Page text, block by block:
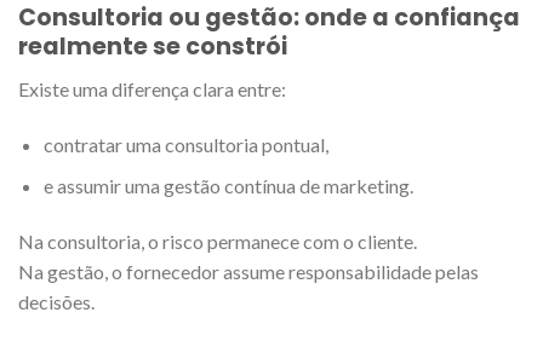
Consultoria ou gestão: onde a confiança
realmente se constrói
Existe uma diferença clara entre:
contratar uma consultoria pontual,
e assumir uma gestão contínua de marketing.
Na consultoria, o risco permanece com o cliente.
Na gestão, o fornecedor assume responsabilidade pelas
decisões.